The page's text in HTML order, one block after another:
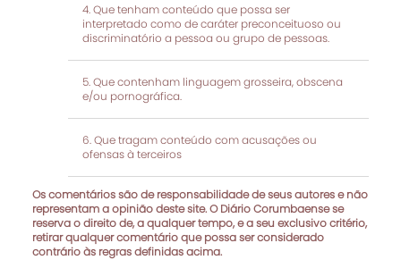
Que tenham conteúdo que possa ser
interpretado como de caráter preconceituoso ou
discriminatório a pessoa ou grupo de pessoas.
Que contenham linguagem grosseira, obscena
e/ou pornográfica.
Que tragam conteúdo com acusações ou
ofensas à terceiros
Os comentários são de responsabilidade de seus autores e não
representam a opinião deste site. O Diário Corumbaense se
reserva o direito de, a qualquer tempo, e a seu exclusivo critério,
retirar qualquer comentário que possa ser considerado
contrário às regras definidas acima.